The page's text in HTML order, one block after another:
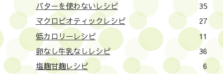
バターを使わないレシピ
35
マクロビオティックレシピ
27
低カロリーレシピ
11
卵なし牛乳なしレシピ
36
塩麹甘麹レシピ
6